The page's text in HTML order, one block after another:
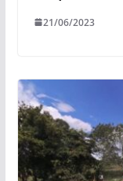
21/06/2023